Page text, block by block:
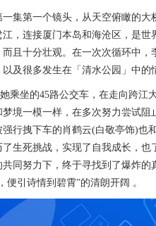
集第一个镜头，从天空俯瞰的大
，连接厦门本岛和海沧区，是
且十分壮观。在一次次循环中
及很多发生在「清水公园」中的
乘坐的45路公交车，在走向跨江
境一模一样，在多次努力尝试
强行拽下车的肖鹤云(白敬亭饰)也
生死挑战，实现了自我成长，
同努力下，终于寻找到了爆炸
便引诗情到碧霄”的清朗开阔 。